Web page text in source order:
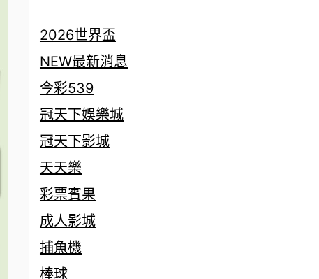
2026世界盃
NEW最新消息
今彩539
冠天下娛樂城
冠天下影城
天天樂
彩票賓果
成人影城
捕魚機
棒球